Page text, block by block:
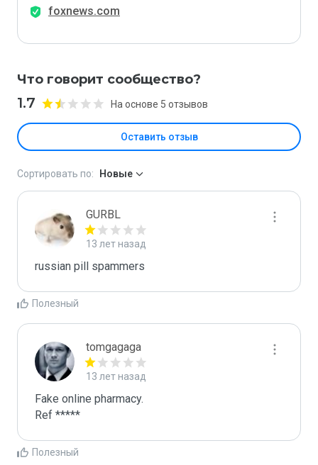
foxnews.com
Что говорит сообщество?
1.7 На основе 5 отзывов
Оставить отзыв
Сортировать по: Новые
GURBL
13 лет назад
russian pill spammers
Полезный
tomgagaga
13 лет назад
Fake online pharmacy.
Ref *****
Полезный